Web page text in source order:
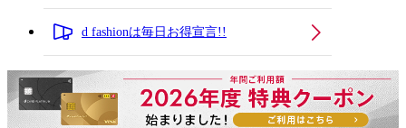
d fashionは毎日お得宣言!!